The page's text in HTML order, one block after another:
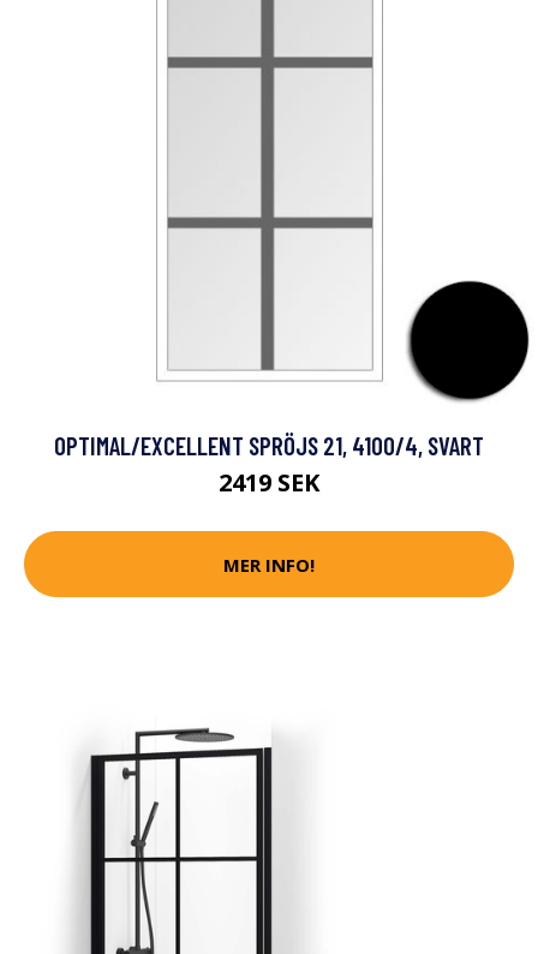
OPTIMAL/EXCELLENT SPRÖJS 21, 4100/4, SVART
2419 SEK
MER INFO!